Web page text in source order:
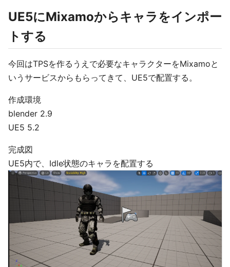
UE5にMixamoからキャラをインポー
トする
今回はTPSを作るうえで必要なキャラクターをMixamoと
いうサービスからもらってきて、UE5で配置する。
作成環境
blender 2.9
UE5 5.2
完成図
UE5内で、Idle状態のキャラを配置する